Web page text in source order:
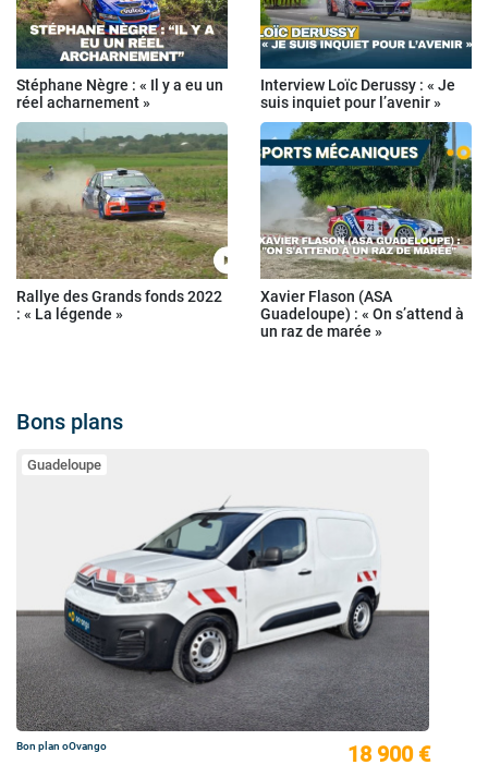
Stéphane Nègre : « Il y a eu un
réel acharnement »
Interview Loïc Derussy : « Je
suis inquiet pour l’avenir »
Rallye des Grands fonds 2022
: « La légende »
Xavier Flason (ASA
Guadeloupe) : « On s’attend à
un raz de marée »
Bons plans
Guadeloupe
Bon plan oOvango 18 900 €